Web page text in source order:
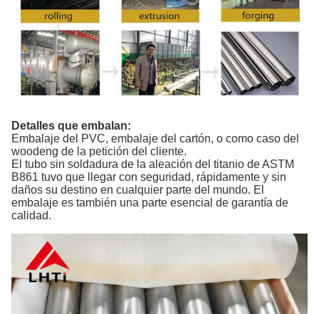
Detalles que embalan:
Embalaje del PVC, embalaje del cartón, o como caso del
woodeng de la petición del cliente.
El tubo sin soldadura de la aleación del titanio de ASTM
B861 tuvo que llegar con seguridad, rápidamente y sin
daños su destino en cualquier parte del mundo. El
embalaje es también una parte esencial de garantía de
calidad.